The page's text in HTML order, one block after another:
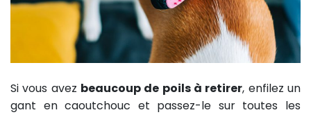
Si vous avez beaucoup de poils à retirer, enfilez un
gant en caoutchouc et passez-le sur toutes les